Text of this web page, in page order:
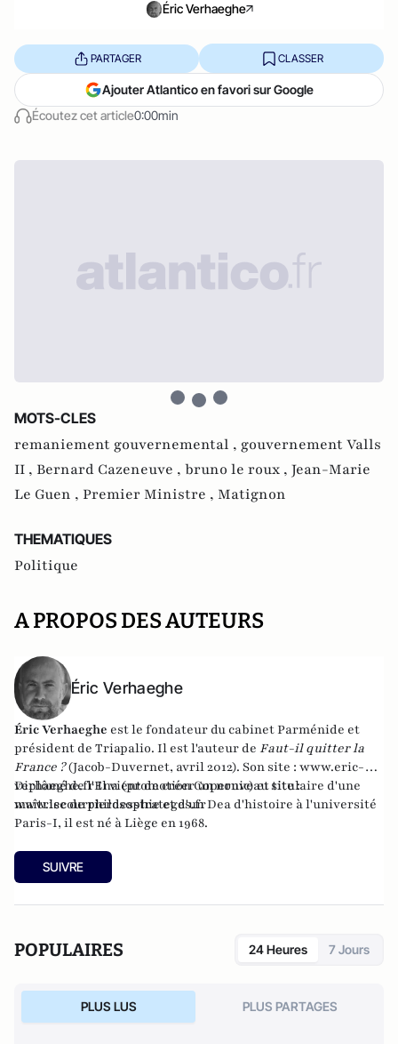
Éric Verhaeghe
Écoutez cet article0:00min
PARTAGER CLASSER
Ajouter Atlantico en favori sur Google
MOTS-CLES
remaniement gouvernemental , gouvernement Valls
II , Bernard Cazeneuve , bruno le roux , Jean-Marie
Le Guen , Premier Ministre , Matignon
THEMATIQUES
Politique
A PROPOS DES AUTEURS
Éric Verhaeghe
Éric Verhaeghe est le fondateur du cabinet Parménide et
président de Triapalio. Il est l'auteur de Faut-il quitter la
France ?(Jacob-Duvernet, avril 2012). Son site : www.eric-
verhaeghe.frIl vient de créer un nouveau site :
www.lecourrierdesstrateges.fr
Diplômé de l'Ena (promotion Copernic) et titulaire d'une
maîtrise de philosophie et d'un Dea d'histoire à l'université
Paris-I, il est né à Liège en 1968.
SUIVRE
POPULAIRES 24 Heures 7 Jours
PLUS LUS PLUS PARTAGES